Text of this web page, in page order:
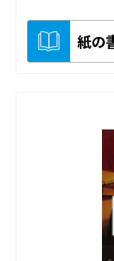
紙の